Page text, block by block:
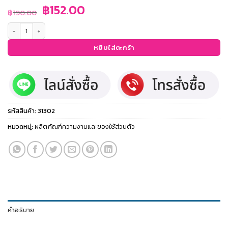
฿190.00 Original
price
was:
฿152.00Current
฿152.00.
จำนวน แป้งเด็ก อินแฟนท์ กิฟฟารีน ชิ้น
หยิบใส่ตะกร้า
รหัสสินค้า:31302
หมวดหมู่:ผลิตภัณฑ์ความงามและของใช้ส่วนตัว
คำอธิบาย